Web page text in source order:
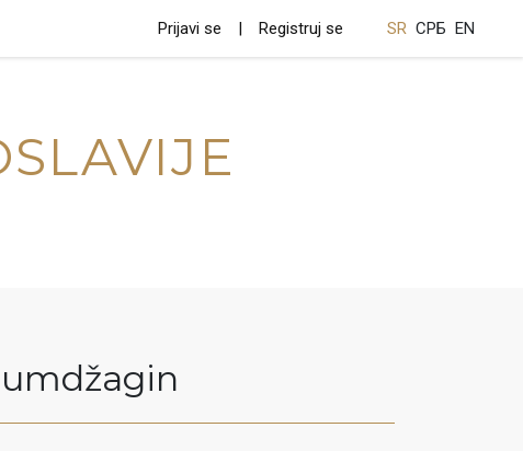
Prijavi se Registruj se SR СРБ EN